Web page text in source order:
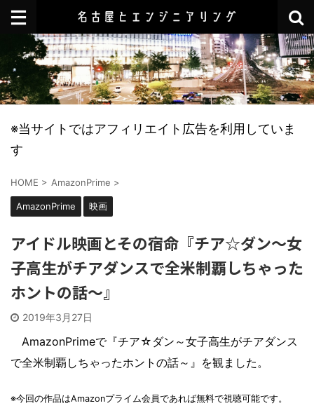
※当サイトではアフィリエイト広告を利用していま
す
HOME > AmazonPrime >
AmazonPrime 映画
アイドル映画とその宿命『チア☆ダン〜女
子高生がチアダンスで全米制覇しちゃった
ホントの話〜』
2019年3月27日
AmazonPrimeで『チア☆ダン～女子高生がチアダンス
で全米制覇しちゃったホントの話～』を観ました。
※今回の作品はAmazonプライム会員であれば無料で視聴可能です。